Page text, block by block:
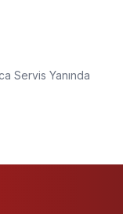
Servis Yanında